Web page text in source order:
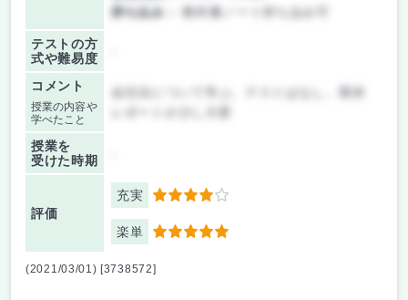
持ち込み：
教科書ノート持ち込み可
テストの方
式や難易度
コメント
授業の内容や
学べたこと
会社法について学ぶ。テストはなし。期末
授業を
受けた時期
評価
充実 4
楽単 5
(2021/03/01) [3738572]